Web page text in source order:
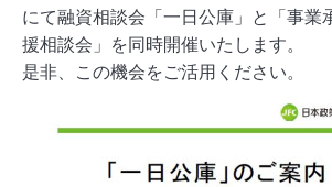
にて融資相談会「一日公庫」と「事業
援相談会」を同時開催いたします。
是非、この機会をご活用ください。